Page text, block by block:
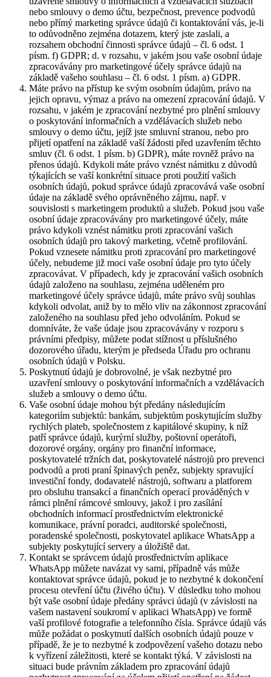
nebo smlouvy o demo účtu, bezpečnost, prevence podvodů
nebo přímý marketing správce údajů či kontaktování vás, je-li
to odůvodněno zejména dotazem, který jste zaslali, a
rozsahem obchodní činnosti správce údajů – čl. 6 odst. 1
písm. f) GDPR; d. v rozsahu, v jakém jsou vaše osobní údaje
zpracovávány pro marketingové účely správce údajů na
základě vašeho souhlasu – čl. 6 odst. 1 písm. a) GDPR.
Máte právo na přístup ke svým osobním údajům, právo na
jejich opravu, výmaz a právo na omezení zpracování údajů. V
rozsahu, v jakém je zpracování nezbytné pro plnění smlouvy
o poskytování informačních a vzdělávacích služeb nebo
smlouvy o demo účtu, jejíž jste smluvní stranou, nebo pro
přijetí opatření na základě vaší žádosti před uzavřením těchto
smluv (čl. 6 odst. 1 písm. b) GDPR), máte rovněž právo na
přenos údajů. Kdykoli máte právo vznést námitku z důvodů
týkajících se vaší konkrétní situace proti použití vašich
osobních údajů, pokud správce údajů zpracovává vaše osobní
údaje na základě svého oprávněného zájmu, např. v
souvislosti s marketingem produktů a služeb. Pokud jsou vaše
osobní údaje zpracovávány pro marketingové účely, máte
právo kdykoli vznést námitku proti zpracování vašich
osobních údajů pro takový marketing, včetně profilování.
Pokud vznesete námitku proti zpracování pro marketingové
účely, nebudeme již moci vaše osobní údaje pro tyto účely
zpracovávat. V případech, kdy je zpracování vašich osobních
údajů založeno na souhlasu, zejména uděleném pro
marketingové účely správce údajů, máte právo svůj souhlas
kdykoli odvolat, aniž by to mělo vliv na zákonnost zpracování
založeného na souhlasu před jeho odvoláním. Pokud se
domníváte, že vaše údaje jsou zpracovávány v rozporu s
právními předpisy, můžete podat stížnost u příslušného
dozorového úřadu, kterým je předseda Úřadu pro ochranu
osobních údajů v Polsku.
Poskytnutí údajů je dobrovolné, je však nezbytné pro
uzavření smlouvy o poskytování informačních a vzdělávacích
služeb a smlouvy o demo účtu.
Vaše osobní údaje mohou být předány následujícím
kategoriím subjektů: bankám, subjektům poskytujícím služby
rychlých plateb, společnostem z kapitálové skupiny, k níž
patří správce údajů, kurýrní služby, poštovní operátoři,
dozorové orgány, orgány pro finanční informace,
poskytovatelé tržních dat, poskytovatelé nástrojů pro prevenci
podvodů a proti praní špinavých peněz, subjekty spravující
investiční fondy, dodavatelé nástrojů, softwaru a platforem
pro obsluhu transakcí a finančních operací prováděných v
rámci plnění rámcové smlouvy, jakož i pro zasílání
obchodních informací prostřednictvím elektronické
komunikace, právní poradci, auditorské společnosti,
poradenské společnosti, poskytovatel aplikace WhatsApp a
subjekty poskytující servery a úložiště dat.
Kontakt se správcem údajů prostřednictvím aplikace
WhatsApp můžete navázat vy sami, případně vás může
kontaktovat správce údajů, pokud je to nezbytné k dokončení
procesu otevření účtu (živého účtu). V důsledku toho mohou
být vaše osobní údaje předány správci údajů (v závislosti na
vašem nastavení soukromí v aplikaci WhatsApp) ve formě
vaší profilové fotografie a telefonního čísla. Správce údajů vás
může požádat o poskytnutí dalších osobních údajů pouze v
případě, že je to nezbytné k zodpovězení vašeho dotazu nebo
k vyřízení záležitosti, které se kontakt týká. V závislosti na
situaci bude právním základem pro zpracování údajů